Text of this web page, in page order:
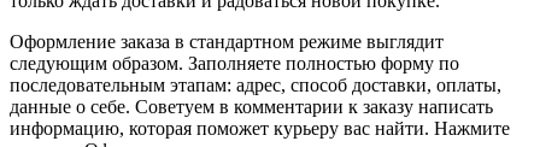
Оформление заказа в стандартном режиме выглядит
следующим образом. Заполняете полностью форму по
последовательным этапам: адрес, способ доставки, оплаты,
данные о себе. Советуем в комментарии к заказу написать
информацию, которая поможет курьеру вас найти. Нажмите